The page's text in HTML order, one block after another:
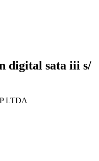
digital sata iii s/
LTDA